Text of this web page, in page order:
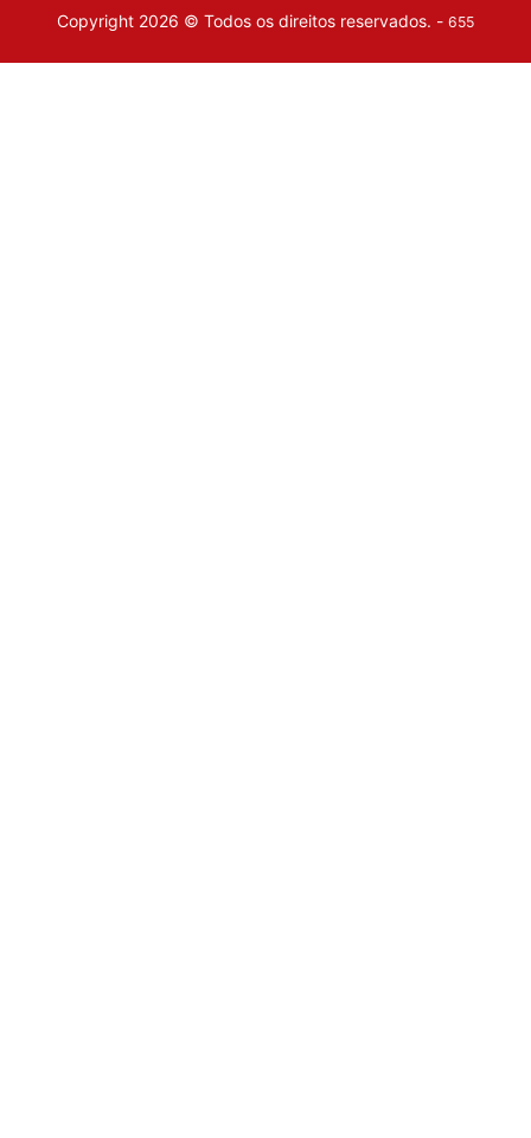
Copyright 2026 © Todos os direitos reservados. - 655